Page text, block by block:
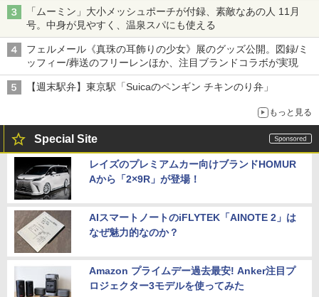
「ムーミン」大小メッシュポーチが付録、素敵なあの人 11月
号。中身が見やすく、温泉スパにも使える
フェルメール《真珠の耳飾りの少女》展のグッズ公開。図録/ミ
ッフィー/葬送のフリーレンほか、注目ブランドコラボが実現
【週末駅弁】東京駅「Suicaのペンギン チキンのり弁」
もっと見る
Special Site
レイズのプレミアムカー向けブランドHOMUR
Aから「2×9R」が登場！
AIスマートノートのiFLYTEK「AINOTE 2」は
なぜ魅力的なのか？
Amazon プライムデー過去最安! Anker注目プ
ロジェクター3モデルを使ってみた